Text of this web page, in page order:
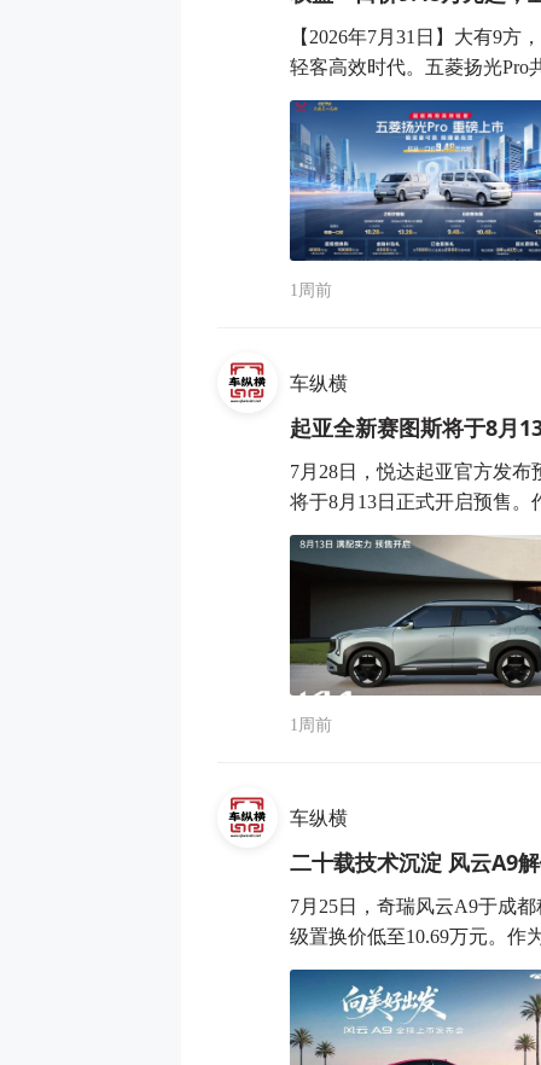
【2026年7月31日】大有9
轻客高效时代。五菱扬光Pro
1周前
车纵横
起亚全新赛图斯将于8月
7月28日，悦达起亚官方发
将于8月13日正式开启预售。
1周前
车纵横
二十载技术沉淀 风云A9
7月25日，奇瑞风云A9于成
级置换价低至10.69万元。作